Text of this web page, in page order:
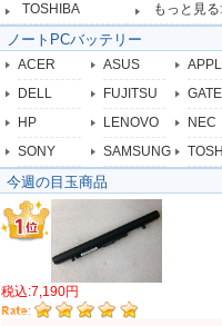
TOSHIBA
もっと見
ノートPCバッテリー
ACER ASUS
DELL
FUJITSU
HP
LENOVO
NEC
SONY
SAMSUNG
今週の目玉商品
税込:7,190円